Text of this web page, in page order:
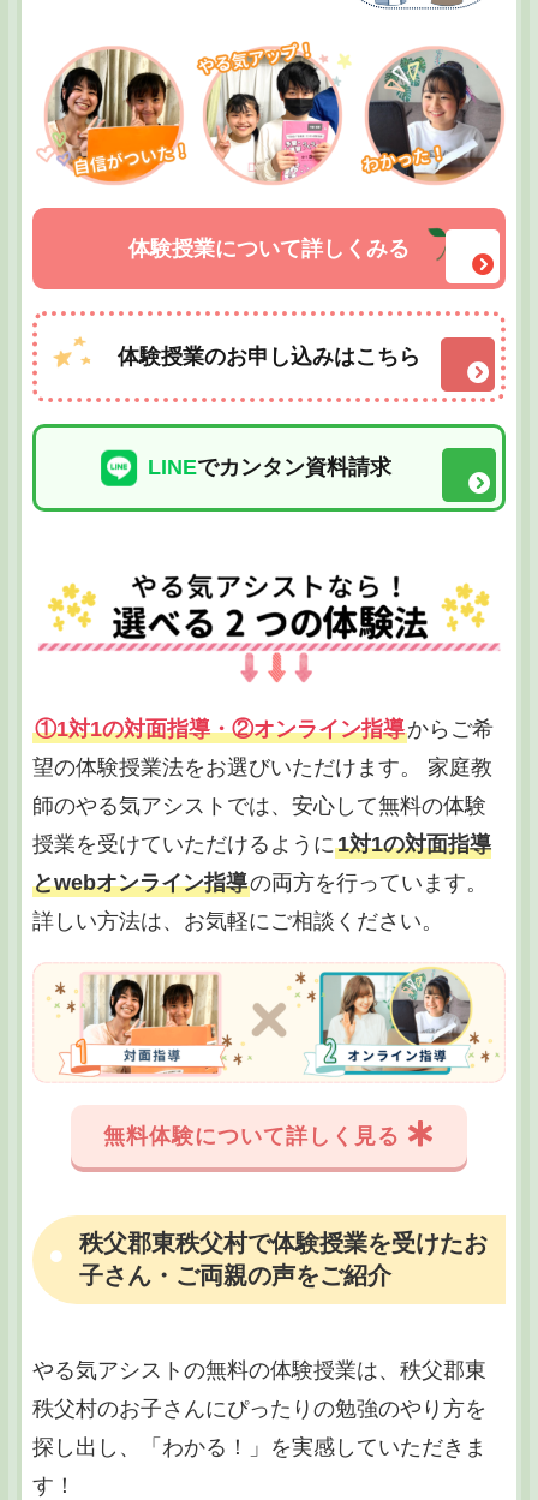
体験授業について詳しくみる
体験授業のお申し込みはこちら
LINEでカンタン資料請求
①1対1の対面指導・②オンライン指導からご希
望の体験授業法をお選びいただけます。 家庭教
師のやる気アシストでは、安心して無料の体験
授業を受けていただけるように1対1の対面指導
とwebオンライン指導の両方を行っています。
詳しい方法は、お気軽にご相談ください。
無料体験について詳しく見る
秩父郡東秩父村で体験授業を受けたお
子さん・ご両親の声をご紹介
やる気アシストの無料の体験授業は、秩父郡東
秩父村のお子さんにぴったりの勉強のやり方を
探し出し、「わかる！」を実感していただきま
す！